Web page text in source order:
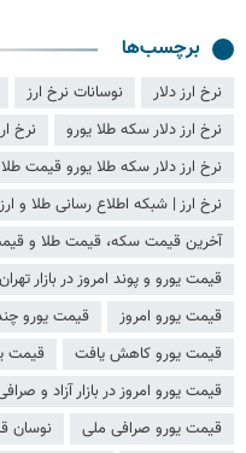
برچسب‌ها
نرخ ارز دلار نوسانات نرخ ارز
نرخ ارز دلار سکه طلا یورو
نرخ
نرخ ارز دلار سکه طلا یورو قیمت طلا
نرخ ارز | شبکه اطلاع رسانی طلا و ارز
آخرین قیمت سکه، قیمت طلا و قیمت
قیمت یورو و پوند امروز در بازار تهران
قیمت یورو امروز
قیمت یورو
قیمت یورو کاهش یافت
قیمت
قیمت یورو امروز در بازار آزاد و
قیمت یورو صرافی ملی
نوسان